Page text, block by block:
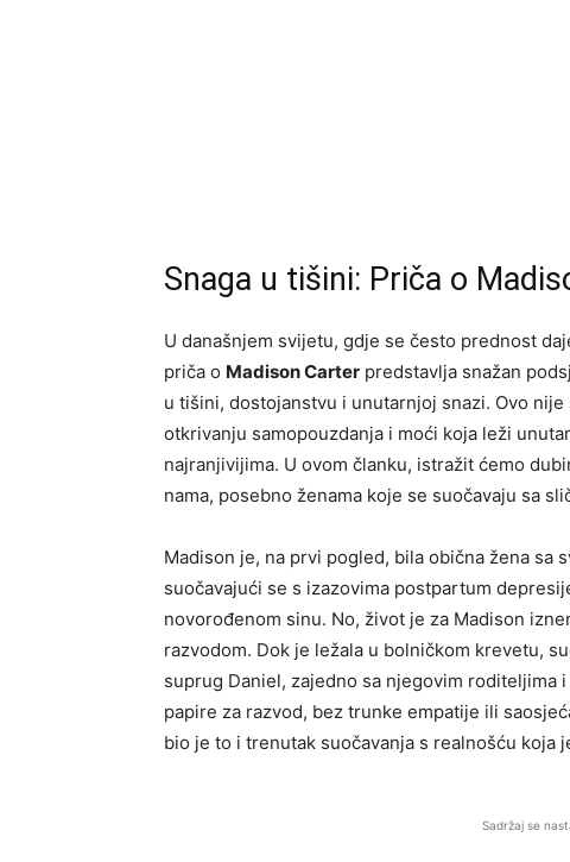
Snaga u tišini: Priča o
U današnjem svijetu, gdje se često prednost
priča o Madison Carter predstavlja snažan
u tišini, dostojanstvu i unutarnjoj snazi. Ovo
otkrivanju samopouzdanja i moći koja leži
najranjivijima. U ovom članku, istražit ćemo
nama, posebno ženama koje se suočavaju sa
Madison je, na prvi pogled, bila obična žena sa
suočavajući se s izazovima postpartum
novorođenom sinu. No, život je za Madison
razvodom. Dok je ležala u bolničkom krevetu,
suprug Daniel, zajedno sa njegovim roditeljima
papire za razvod, bez trunke empatije ili
bio je to i trenutak suočavanja s realnošću
Sadržaj se